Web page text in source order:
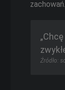
zachowań.
Źródło: